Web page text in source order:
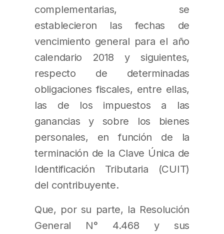
complementarias, se
establecieron las fechas de
vencimiento general para el año
calendario 2018 y siguientes,
respecto de determinadas
obligaciones fiscales, entre ellas,
las de los impuestos a las
ganancias y sobre los bienes
personales, en función de la
terminación de la Clave Única de
Identificación Tributaria (CUIT)
del contribuyente.
Que, por su parte, la Resolución
General N° 4.468 y sus